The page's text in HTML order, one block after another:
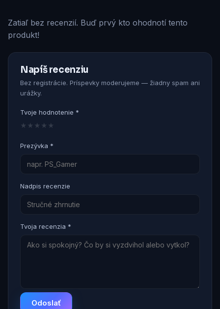
Zatiaľ bez recenzií. Buď prvý kto ohodnotí tento
produkt!
Napíš recenziu
Bez registrácie. Príspevky moderujeme — žiadny spam ani
urážky.
Tvoje hodnotenie *
★
★
★
★
★
Prezývka *
Nadpis recenzie
Tvoja recenzia *
Odoslať